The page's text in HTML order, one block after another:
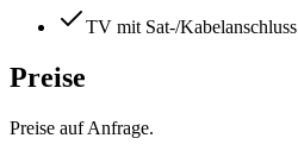
TV mit Sat-/Kabelanschluss
Preise
Preise auf Anfrage.